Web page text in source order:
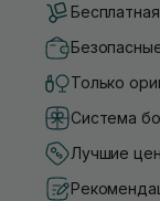
Только
Система
Лучшие